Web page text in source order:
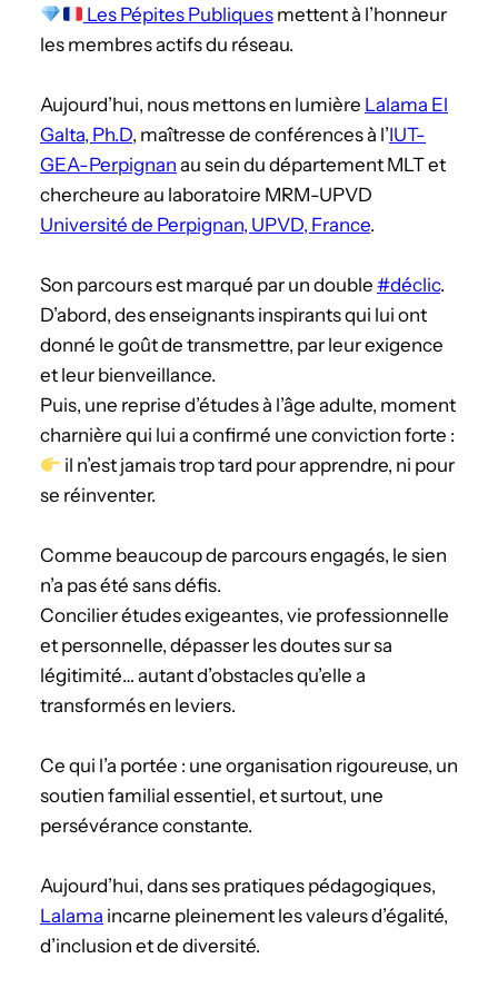
Les Pépites Publiquesmettent à l’honneur
les membres actifs du réseau.
Aujourd’hui, nous mettons en lumière Lalama El
Galta, Ph.D, maîtresse de conférences à l’IUT-
GEA-Perpignan au sein du département MLT et
chercheure au laboratoire MRM-UPVD
Université de Perpignan, UPVD, France.
Son parcours est marqué par un double #déclic.
D’abord, des enseignants inspirants qui lui ont
donné le goût de transmettre, par leur exigence
et leur bienveillance.
Puis, une reprise d’études à l’âge adulte, moment
charnière qui lui a confirmé une conviction forte :
il n’est jamais trop tard pour apprendre, ni pour
se réinventer.
Comme beaucoup de parcours engagés, le sien
n’a pas été sans défis.
Concilier études exigeantes, vie professionnelle
et personnelle, dépasser les doutes sur sa
légitimité… autant d’obstacles qu’elle a
transformés en leviers.
Ce qui l’a portée : une organisation rigoureuse, un
soutien familial essentiel, et surtout, une
persévérance constante.
Aujourd’hui, dans ses pratiques pédagogiques,
Lalama incarne pleinement les valeurs d’égalité,
d’inclusion et de diversité.